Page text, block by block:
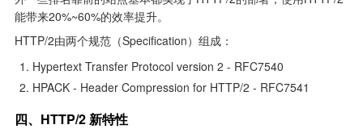
能带来20%~60%的效率提升。
HTTP/2由两个规范（Specification）组成：
Hypertext Transfer Protocol version 2 - RFC7540
HPACK - Header Compression for HTTP/2 - RFC7541
四、HTTP/2 新特性